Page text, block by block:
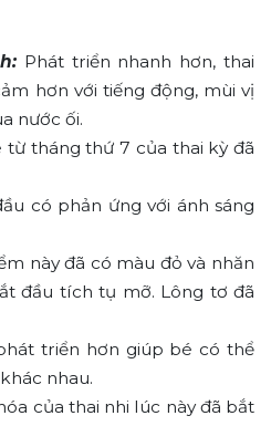
Phát triển nhanh hơn, thai
hơn với tiếng động, mùi vị
nước ối.
từ tháng thứ 7 của thai kỳ đã
có phản ứng với ánh sáng
này đã có màu đỏ và nhăn
đầu tích tụ mỡ. Lông tơ đã
triển hơn giúp bé có thể
nhau.
của thai nhi lúc này đã bắt